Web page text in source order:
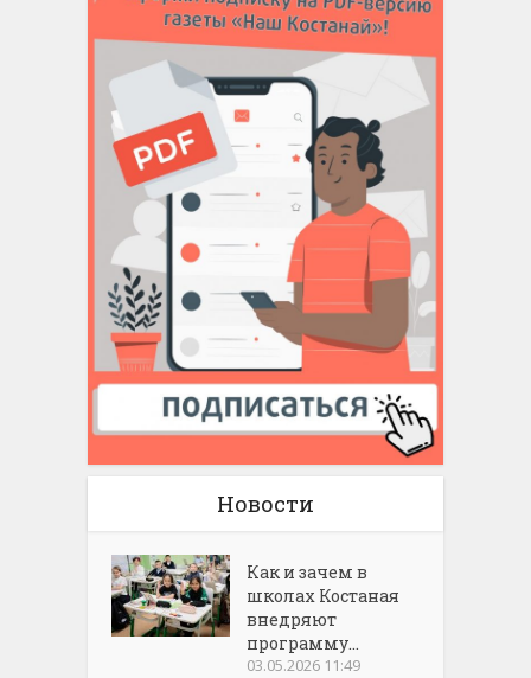
Новости
Как и зачем в
школах Костаная
внедряют
программу...
03.05.2026 11:49